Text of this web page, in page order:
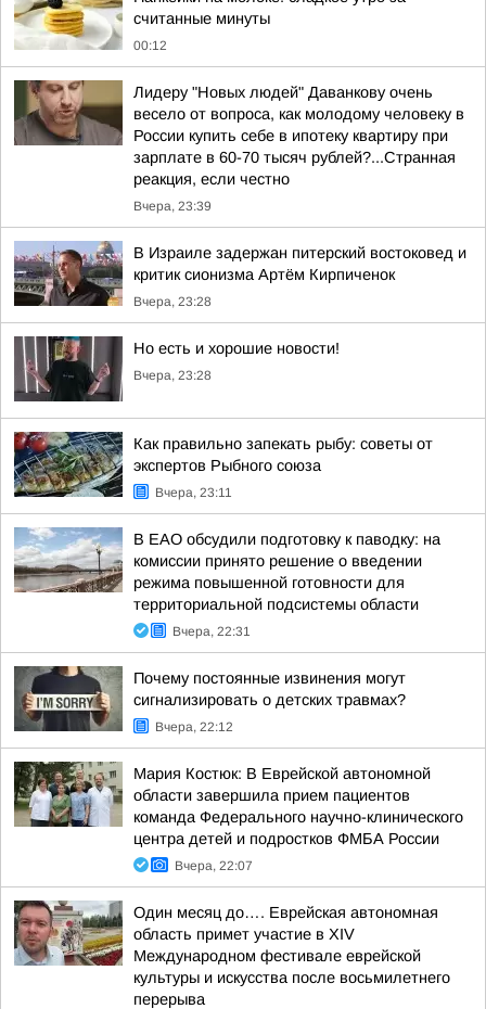
считанные минуты
00:12
Лидеру "Новых людей" Даванкову очень
весело от вопроса, как молодому человеку в
России купить себе в ипотеку квартиру при
зарплате в 60-70 тысяч рублей?...Странная
реакция, если честно
Вчера, 23:39
В Израиле задержан питерский востоковед и
критик сионизма Артём Кирпиченок
Вчера, 23:28
Но есть и хорошие новости!
Вчера, 23:28
Как правильно запекать рыбу: советы от
экспертов Рыбного союза
Вчера, 23:11
В ЕАО обсудили подготовку к паводку: на
комиссии принято решение о введении
режима повышенной готовности для
территориальной подсистемы области
Вчера, 22:31
Почему постоянные извинения могут
сигнализировать о детских травмах?
Вчера, 22:12
Мария Костюк: В Еврейской автономной
области завершила прием пациентов
команда Федерального научно-клинического
центра детей и подростков ФМБА России
Вчера, 22:07
Один месяц до…. Еврейская автономная
область примет участие в XIV
Международном фестивале еврейской
культуры и искусства после восьмилетнего
перерыва